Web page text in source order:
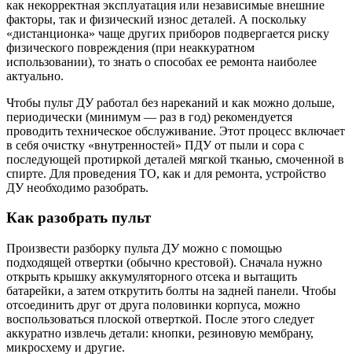
как некорректная эксплуатация или независимые внешние
факторы, так и физический износ деталей. А поскольку
«дистанционка» чаще других приборов подвергается риску
физического повреждения (при неаккуратном
использовании), то знать о способах ее ремонта наиболее
актуально.
Чтобы пульт ДУ работал без нареканий и как можно дольше,
периодически (минимум — раз в год) рекомендуется
проводить техническое обслуживание. Этот процесс включает
в себя очистку «внутренностей» ПДУ от пыли и сора с
последующей протиркой деталей мягкой тканью, смоченной в
спирте. Для проведения ТО, как и для ремонта, устройство
ДУ необходимо разобрать.
Как разобрать пульт
Произвести разборку пульта ДУ можно с помощью
подходящей отвертки (обычно крестовой). Сначала нужно
открыть крышку аккумуляторного отсека и вытащить
батарейки, а затем открутить болты на задней панели. Чтобы
отсоединить друг от друга половинки корпуса, можно
воспользоваться плоской отверткой. После этого следует
аккуратно извлечь детали: кнопки, резиновую мембрану,
микросхему и другие.